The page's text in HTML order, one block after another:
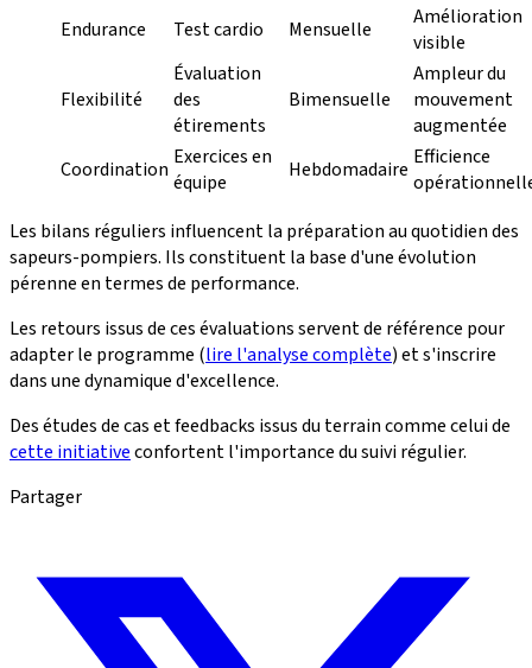
Endurance Test cardio Mensuelle
Amélioration
visible
Flexibilité
Évaluation
des
étirements
Bimensuelle
Ampleur du
mouvement
augmentée
Coordination Exercices en
équipe
Hebdomadaire Efficience
Les bilans réguliers influencent la préparation au quotidien des
sapeurs-pompiers. Ils constituent la base d'une évolution
pérenne en termes de performance.
Les retours issus de ces évaluations servent de référence pour
adapter le programme (lire l'analyse complète) et s'inscrire
dans une dynamique d'excellence.
Des études de cas et feedbacks issus du terrain comme celui de
cette initiativeconfortent l'importance du suivi régulier.
Partager